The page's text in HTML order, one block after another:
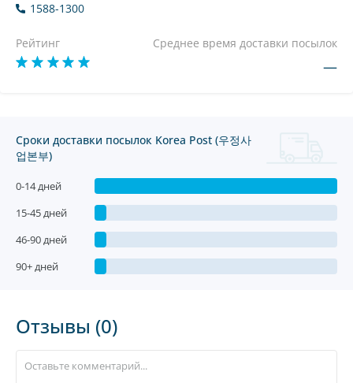
1588-1300
Рейтинг Среднее время доставки посылок
—
Сроки доставки посылок Korea Post (우정사
업본부)
0-14 дней
15-45 дней
46-90 дней
90+ дней
Отзывы (0)